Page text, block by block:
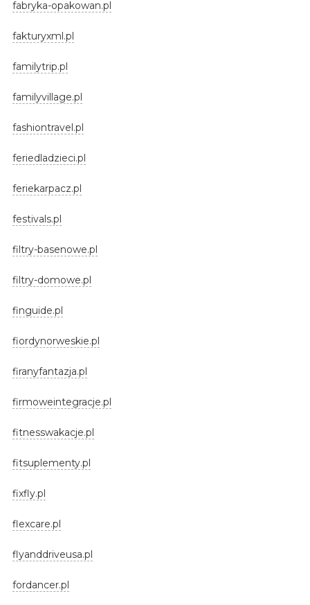
fabryka-opakowan.pl
fakturyxml.pl
familytrip.pl
familyvillage.pl
fashiontravel.pl
feriedladzieci.pl
feriekarpacz.pl
festivals.pl
filtry-basenowe.pl
filtry-domowe.pl
finguide.pl
fiordynorweskie.pl
firanyfantazja.pl
firmoweintegracje.pl
fitnesswakacje.pl
fitsuplementy.pl
fixfly.pl
flexcare.pl
flyanddriveusa.pl
fordancer.pl